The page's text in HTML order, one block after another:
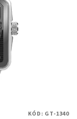
KÓD: GT-1340